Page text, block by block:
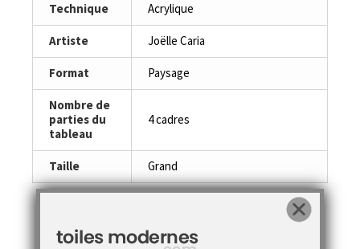
Technique Acrylique
Artiste Joëlle Caria
Format Paysage
Nombre de
parties du
tableau
4 cadres
Taille Grand